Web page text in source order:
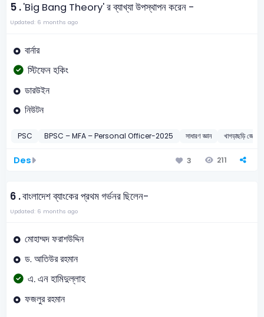
5 .'Big Bang Theory' র ব্যাখ্যা উপস্থাপন করেন -
Updated: 6 months ago
বার্নার
স্টিফেন হকিং
ডারউইন
নিউটন
PSC BPSC – MFA – Personal Officer-2025 সাধারণ জ্ঞান খাগড়াছড়ি জেলা
Des 3 211
6 .বাংলাদেশ ব্যাংকের প্রথম গর্ভনর ছিলেন-
Updated: 6 months ago
মোহাম্মদ ফরাশউদ্দিন
ড. আতিউর রহমান
এ. এন হামিদুল্লাহ
ফজলুর রহমান